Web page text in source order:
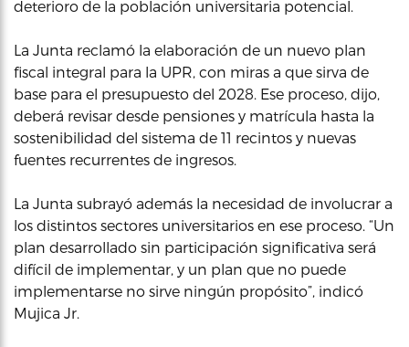
deterioro de la población universitaria potencial.
La Junta reclamó la elaboración de un nuevo plan
fiscal integral para la UPR, con miras a que sirva de
base para el presupuesto del 2028. Ese proceso, dijo,
deberá revisar desde pensiones y matrícula hasta la
sostenibilidad del sistema de 11 recintos y nuevas
fuentes recurrentes de ingresos.
La Junta subrayó además la necesidad de involucrar a
los distintos sectores universitarios en ese proceso. “Un
plan desarrollado sin participación significativa será
difícil de implementar, y un plan que no puede
implementarse no sirve ningún propósito”, indicó
Mujica Jr.